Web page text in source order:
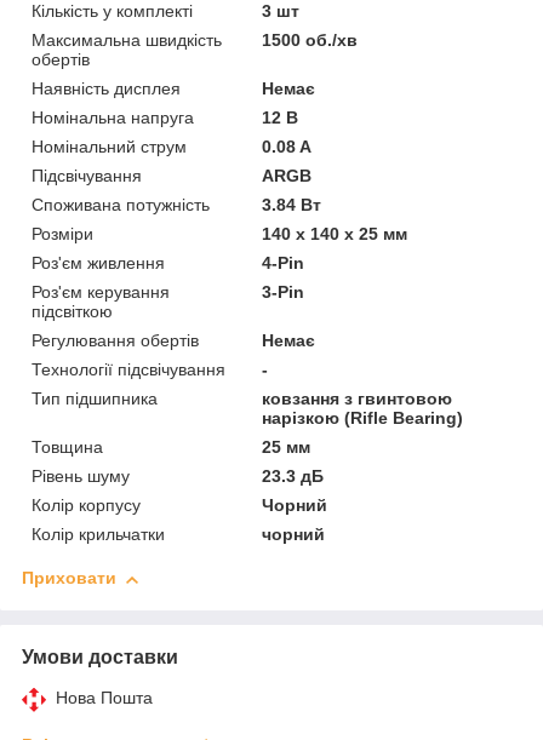
Кількість у комплекті
3 шт
Максимальна швидкість
обертів
1500 об./хв
Наявність дисплея
Немає
Номінальна напруга
12 В
Номінальний струм
0.08 A
Підсвічування
ARGB
Споживана потужність
3.84 Вт
Розміри
140 х 140 х 25 мм
Роз'єм живлення
4-Pin
Роз'єм керування
підсвіткою
3-Pin
Регулювання обертів
Немає
Технології підсвічування
-
Тип підшипника
ковзання з гвинтовою
нарізкою (Rifle Bearing)
Товщина
25 мм
Рівень шуму
23.3 дБ
Колір корпусу
Чорний
Колір крильчатки
чорний
Приховати
Умови доставки
Нова Пошта